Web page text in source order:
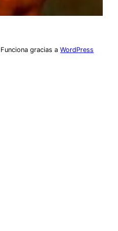
gracias aWordPress